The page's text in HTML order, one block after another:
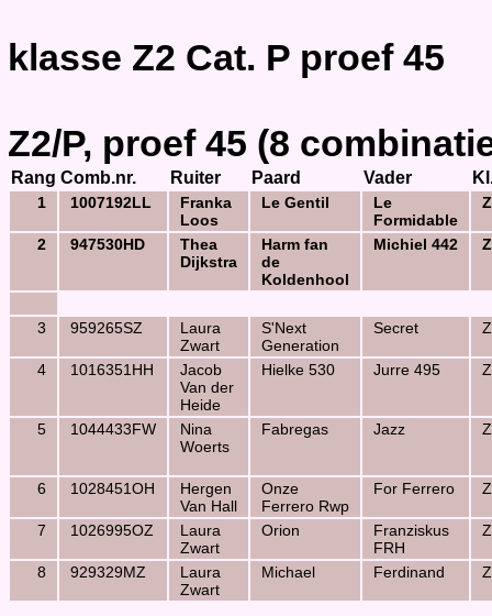
klasse Z2 Cat. P proef 45
Z2/P, proef 45 (8
Rang Comb.nr. Ruiter Paard Vader
1 1007192LL
Franka
Loos
Le Gentil
Le
Formidable
2 947530HD
Thea
Dijkstra
Harm fan
de
Koldenhool
Michiel 442
3 959265SZ
Laura
Zwart
S'Next
Generation
Secret
4 1016351HH
Jacob
Van der
Heide
Hielke 530 Jurre 495
5 1044433FW
Nina
Woerts
Fabregas Jazz
6 1028451OH
Hergen
Van Hall
Onze
Ferrero Rwp
For Ferrero
7 1026995OZ
Laura
Zwart
Orion
Franziskus
FRH
8 929329MZ
Laura
Zwart
Michael Ferdinand